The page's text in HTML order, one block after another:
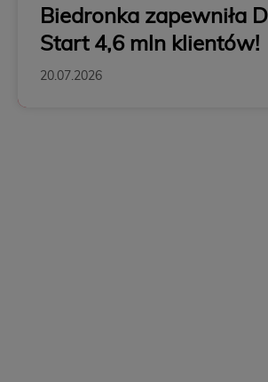
Biedronka zapewniła
Start 4,6 mln klientów!
20.07.2026